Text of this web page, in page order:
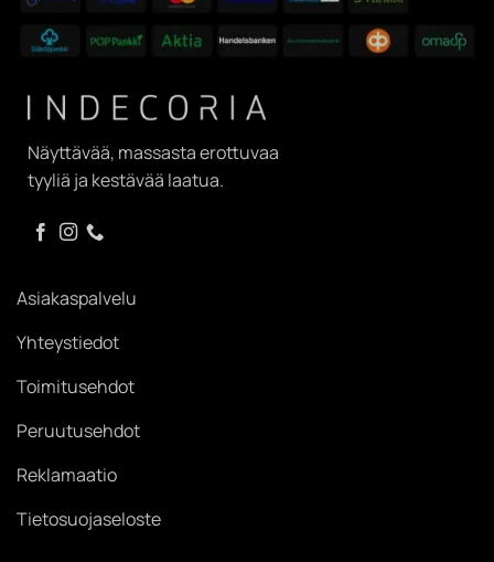
Näyttävää, massasta erottuvaa
tyyliä ja kestävää laatua.
Asiakaspalvelu
Yhteystiedot
Toimitusehdot
Peruutusehdot
Reklamaatio
Tietosuojaseloste